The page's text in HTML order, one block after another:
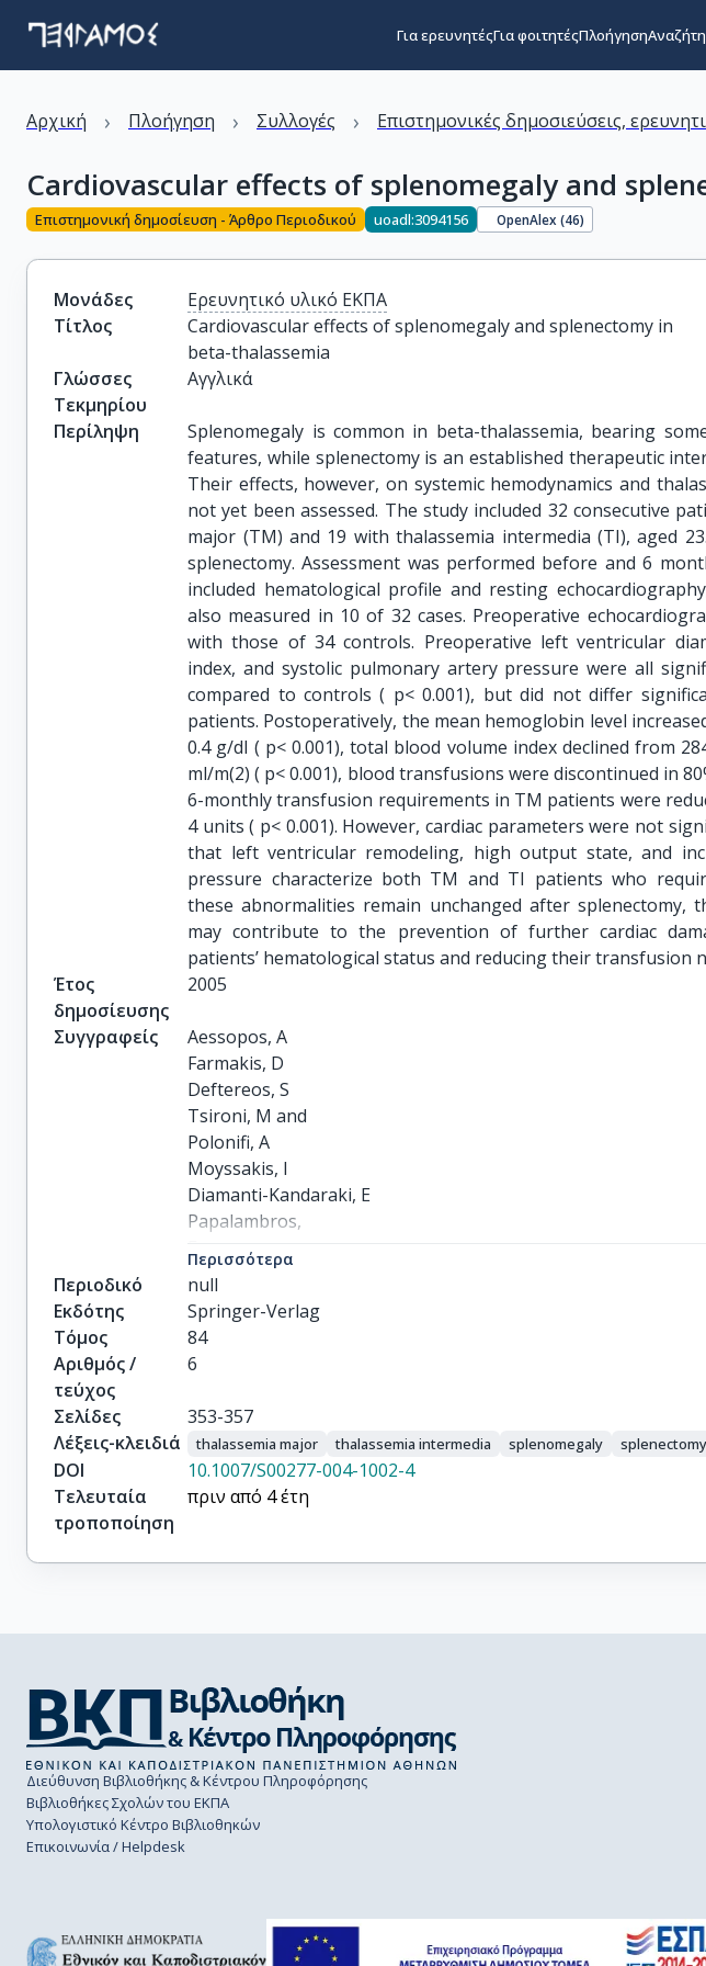
Για ερευνητέςΓια φοιτητέςΠλοήγηση
Αρχική › Πλοήγηση › Συλλογές › Επιστημονικές δημοσιεύσεις,
Cardiovascular effects of splenomegaly and
Επιστημονική δημοσίευση - Άρθρο Περιοδικού uoadl:3094156 OpenAlex (46)
Μονάδες
Ερευνητικό υλικό ΕΚΠΑ
Τίτλος
Cardiovascular effects of splenomegaly and splenectomy in
beta-thalassemia
Γλώσσες
Τεκμηρίου
Αγγλικά
Περίληψη
Splenomegaly is common in beta-thalassemia, bearing
features, while splenectomy is an established therapeutic
Their effects, however, on systemic hemodynamics and
not yet been assessed. The study included 32 consecutive
major (TM) and 19 with thalassemia intermedia (TI), aged
splenectomy. Assessment was performed before and 6
included hematological profile and resting
also measured in 10 of 32 cases. Preoperative
with those of 34 controls. Preoperative left ventricular
index, and systolic pulmonary artery pressure were all
compared to controls ( p< 0.001), but did not differ
patients. Postoperatively, the mean hemoglobin level
0.4 g/dl ( p< 0.001), total blood volume index declined from
ml/m(2) ( p< 0.001), blood transfusions were discontinued in
6-monthly transfusion requirements in TM patients were
4 units ( p< 0.001). However, cardiac parameters were not
that left ventricular remodeling, high output state, and
pressure characterize both TM and TI patients who
these abnormalities remain unchanged after splenectomy,
may contribute to the prevention of further cardiac
patients’ hematological status and reducing their transfusion
Έτος
δημοσίευσης
2005
Συγγραφείς
Aessopos, A
Farmakis, D
Deftereos, S
Tsironi, M and
Polonifi, A
Moyssakis, I
Diamanti-Kandaraki, E
Papalambros,
Περισσότερα
Περιοδικό
null
Εκδότης
Springer-Verlag
Τόμος
84
Αριθμός /
τεύχος
6
Σελίδες
353-357
Λέξεις-κλειδιά
thalassemia major thalassemia intermedia splenomegaly splenectomy
DOI
10.1007/S00277-004-1002-4
Τελευταία
τροποποίηση
πριν από 4 έτη
Διεύθυνση Βιβλιοθήκης & Κέντρου Πληροφόρησης
Βιβλιοθήκες Σχολών του ΕΚΠΑ
Υπολογιστικό Κέντρο Βιβλιοθηκών
Επικοινωνία / Helpdesk